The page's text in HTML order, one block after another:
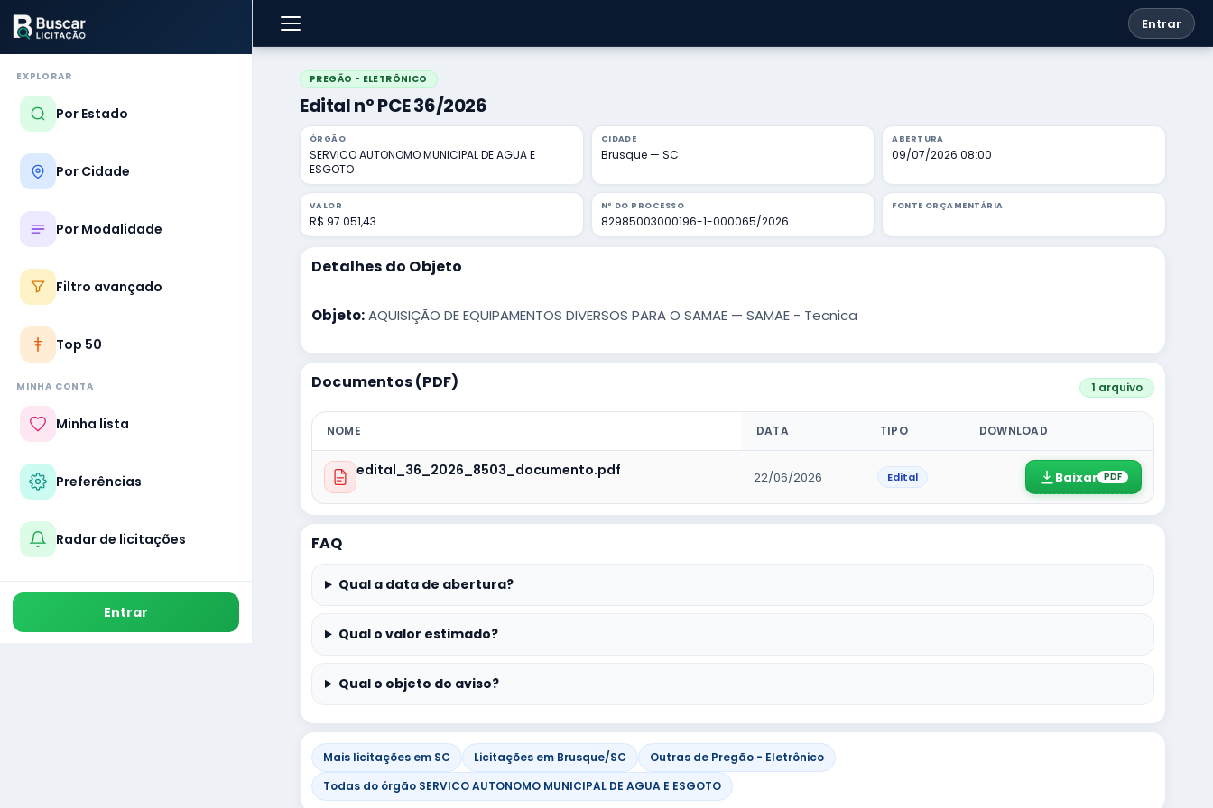
Entrar
EXPLORAR
Por Estado
Por Cidade
Por Modalidade
Filtro avançado
Top 50
MINHA CONTA
Minha lista
Preferências
Radar de licitações
Entrar
PREGÃO - ELETRÔNICO
Edital nº PCE 36/2026
ÓRGÃO
SERVICO AUTONOMO MUNICIPAL DE AGUA E
ESGOTO
CIDADE
Brusque — SC
ABERTURA
09/07/2026 08:00
VALOR
R$ 97.051,43
Nº DO PROCESSO
82985003000196-1-000065/2026
FONTE ORÇAMENTÁRIA
Detalhes do Objeto
Objeto:AQUISIÇÃO DE EQUIPAMENTOS DIVERSOS PARA O SAMAE — SAMAE - Tecnica
Documentos (PDF) 1 arquivo
NOME DATA TIPO DOWNLOAD
edital_36_2026_8503_documento.pdf 22/06/2026 Edital Baixar PDF
FAQ
Qual a data de abertura?
Qual o valor estimado?
Qual o objeto do aviso?
Mais licitações em SC Licitações em Brusque/SC
Outras de Pregão - Eletrônico
Todas do órgão SERVICO AUTONOMO MUNICIPAL DE AGUA E ESGOTO